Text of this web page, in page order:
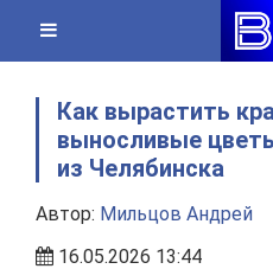
content
Как вырастить
выносливые
из Челябинска
Автор: Мильцов Андрей
16.05.2026 13:44